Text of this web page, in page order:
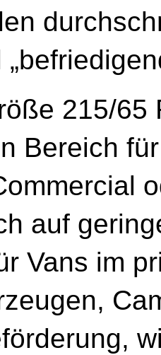
215/65
Bereich
auf
Vans im